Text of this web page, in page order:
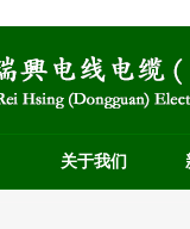
关于我们